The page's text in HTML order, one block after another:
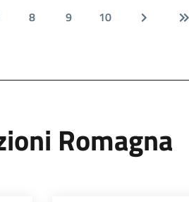
8 9 10
Romagna